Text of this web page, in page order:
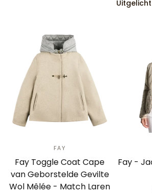
FAY
Fay Toggle Coat Cape
van Geborstelde Gevilte
Wol Mêlée - Match Laren
Fay -